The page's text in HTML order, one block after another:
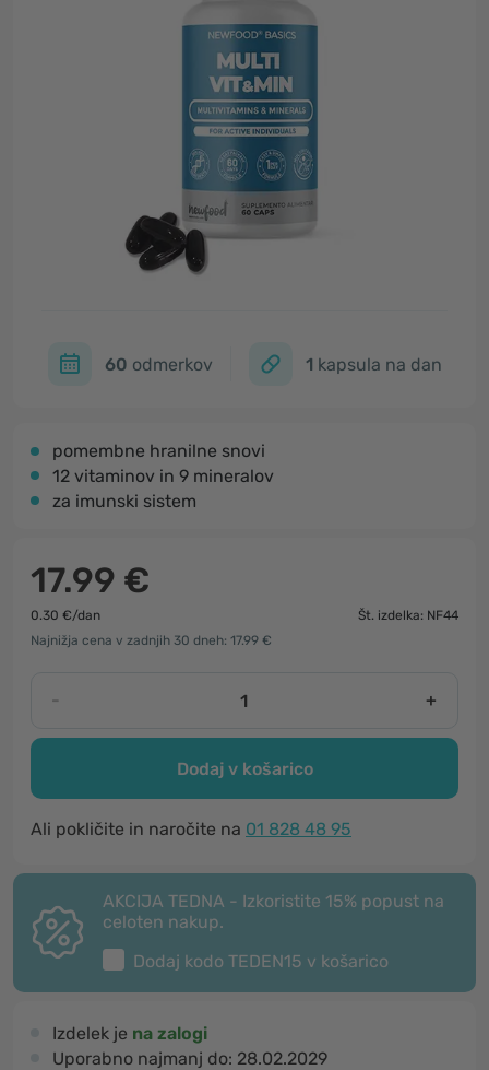
60 odmerkov 1 kapsula na dan
pomembne hranilne snovi
12 vitaminov in 9 mineralov
za imunski sistem
17.99 €
0.30 €/dan
Št. izdelka: NF44
Najnižja cena v zadnjih 30 dneh: 17.99 €
- +
Dodaj v košarico
Ali pokličite in naročite na 01 828 48 95
AKCIJA TEDNA - Izkoristite 15% popust na
celoten nakup.
Dodaj kodo TEDEN15 v košarico
Izdelek je na zalogi
Uporabno najmanj do: 28.02.2029